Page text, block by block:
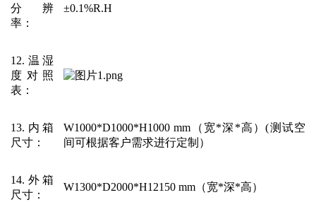
分辨
率 ：
±0.1%R.H
12.温湿
度对照
表 ：
13.内箱
尺寸 ：
W1000*D1000*H1000 mm（宽*深*高）(测试空
间可根据客户需求进行定制）
14.外箱
尺寸 ：
W1300*D2000*H12150 mm（宽*深*高）